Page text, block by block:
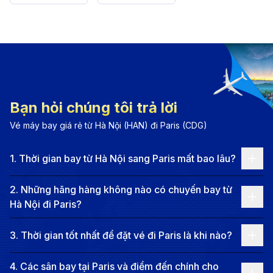
Bản đồ chặng bay Hà Nội đi Paris hỗ trợ du khách lên
kế hoạch đặt vé tiết kiệm chi phí (Nguồn: Internet)
Chọn chuyến bay quá cảnh thông minh:Không
phải chuyến bay quá cảnh nào cũng gây mệt mỏi.
Bạn hỏi chúng tôi trả lời
Vé máy bay giá rẻ từ Hà Nội (HAN) đi Paris (CDG)
1. Thời gian bay từ Hà Nội sang Paris mất bao lâu?
2. Những hãng hàng không nào có chuyến bay từ
Hà Nội đi Paris?
3. Thời gian tốt nhất để đặt vé đi Paris là khi nào?
4. Các sân bay tại Paris và điểm đến chính cho